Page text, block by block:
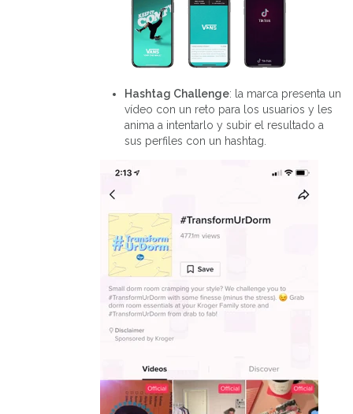
Hashtag Challenge: la marca presenta un
vídeo con un reto para los usuarios y les
anima a intentarlo y subir el resultado a
sus perfiles con un hashtag.